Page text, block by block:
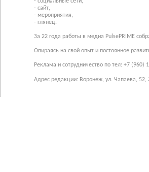
- сайт,
- мероприятия,
- глянец.
За 22 года работы в медиа PulsePRIME
Опираясь на свой опыт и постоянное
Реклама и сотрудничество по тел: +7 (960)
Адрес редакции: Воронеж, ул. Чапаева,